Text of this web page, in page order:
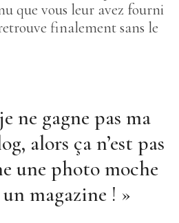
que vous leur avez fourni
finalement sans le
ne gagne pas ma
alors ça n’est pas
une photo moche
magazine ! »